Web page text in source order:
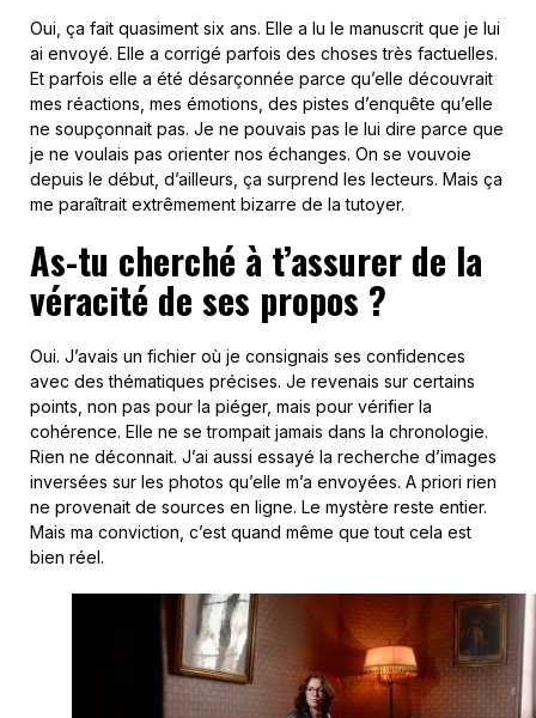
Oui, ça fait quasiment six ans. Elle a lu le manuscrit que je lui
ai envoyé. Elle a corrigé parfois des choses très factuelles.
Et parfois elle a été désarçonnée parce qu’elle découvrait
mes réactions, mes émotions, des pistes d’enquête qu’elle
ne soupçonnait pas. Je ne pouvais pas le lui dire parce que
je ne voulais pas orienter nos échanges. On se vouvoie
depuis le début, d’ailleurs, ça surprend les lecteurs. Mais ça
me paraîtrait extrêmement bizarre de la tutoyer.
As-tu cherché à t’assurer de la
véracité de ses propos ?
Oui. J’avais un fichier où je consignais ses confidences
avec des thématiques précises. Je revenais sur certains
points, non pas pour la piéger, mais pour vérifier la
cohérence. Elle ne se trompait jamais dans la chronologie.
Rien ne déconnait. J’ai aussi essayé la recherche d’images
inversées sur les photos qu’elle m’a envoyées. A priori rien
ne provenait de sources en ligne. Le mystère reste entier.
Mais ma conviction, c’est quand même que tout cela est
bien réel.